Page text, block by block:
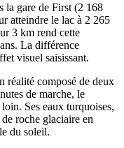
la gare de First (2 168
atteindre le lac à 2 265
3 km rend cette
La différence
visuel saisissant.
réalité composé de deux
de marche, le
Ses eaux turquoises,
roche glaciaire en
du soleil.